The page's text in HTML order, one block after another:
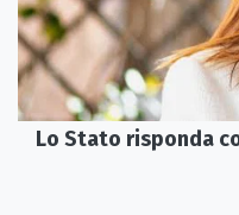
Lo Stato risponda